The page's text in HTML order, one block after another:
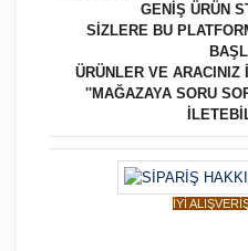
GENİŞ ÜRÜN
SİZLERE BU
ÜRÜNLER VE ARACINIZ
''MAĞAZAYA SORU
İYİ